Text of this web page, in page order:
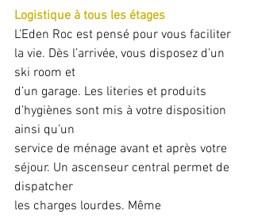
Logistique à tous les étages
L’Eden Roc est pensé pour vous faciliter
la vie. Dès l’arrivée, vous disposez d’un
ski room et
d’un garage. Les literies et produits
d’hygiènes sont mis à votre disposition
ainsi qu’un
service de ménage avant et après votre
séjour. Un ascenseur central permet de
dispatcher
les charges lourdes. Même